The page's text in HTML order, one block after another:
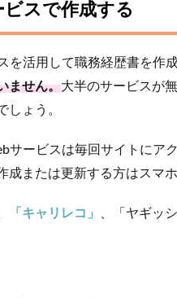
スで作成する
を活用して職務経歴書を作成
ません。大半のサービスが
しょう。
サービスは毎回サイトにア
成または更新する方はスマ
「キャリレコ」 、「ヤギッ